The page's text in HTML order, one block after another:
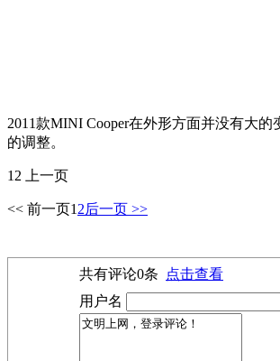
2011款MINI Cooper在外形方面并没有大
的调整。
12 上一页
<< 前一页1 2后一页 >>
共有评论0条
点击查看
用户名